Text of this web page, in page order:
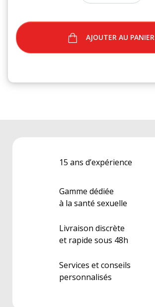
AJOUTER AU PANIER
15 ans d’expérience
Gamme dédiée
à la santé sexuelle
Livraison discrète
et rapide sous 48h
Services et conseils
personnalisés